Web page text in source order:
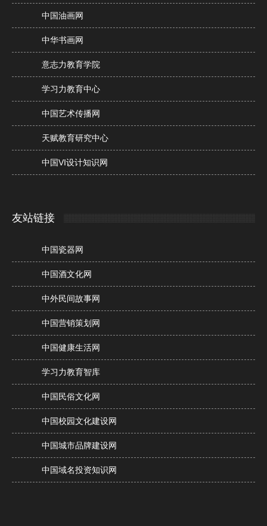
中国油画网
中华书画网
意志力教育学院
学习力教育中心
中国艺术传播网
天赋教育研究中心
中国VI设计知识网
友站链接
中国瓷器网
中国酒文化网
中外民间故事网
中国营销策划网
中国健康生活网
学习力教育智库
中国民俗文化网
中国校园文化建设网
中国城市品牌建设网
中国域名投资知识网